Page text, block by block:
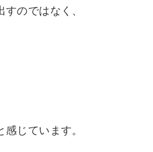
のではなく、
じています。